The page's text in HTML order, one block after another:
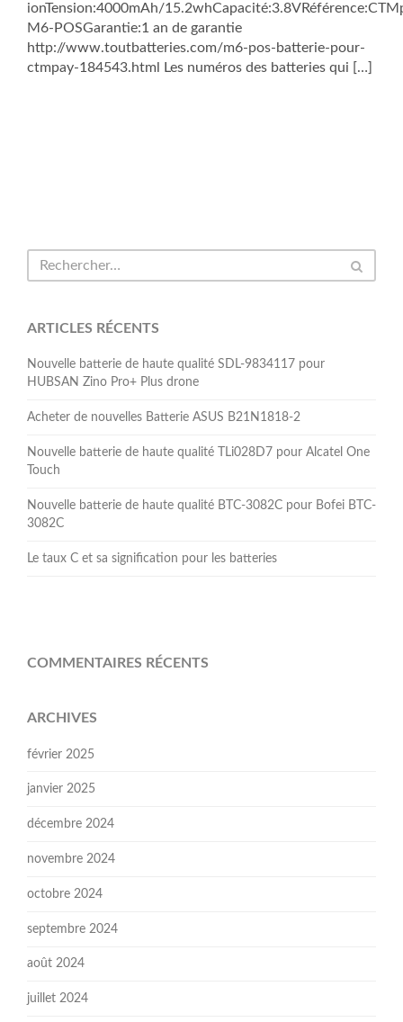
ionTension:4000mAh/
M6-POSGarantie:1 an de garantie
http://www.toutbatteries.com/m6-pos-batterie-pour-
ctmpay-184543.html Les numéros des batteries qui […]
ARTICLES RÉCENTS
Nouvelle batterie de haute qualité SDL-9834117 pour
HUBSAN Zino Pro+ Plus drone
Acheter de nouvelles Batterie ASUS B21N1818-2
Nouvelle batterie de haute qualité TLi028D7 pour Alcatel One
Touch
Nouvelle batterie de haute qualité BTC-3082C pour Bofei BTC-
3082C
Le taux C et sa signification pour les batteries
COMMENTAIRES RÉCENTS
ARCHIVES
février 2025
janvier 2025
décembre 2024
novembre 2024
octobre 2024
septembre 2024
août 2024
juillet 2024